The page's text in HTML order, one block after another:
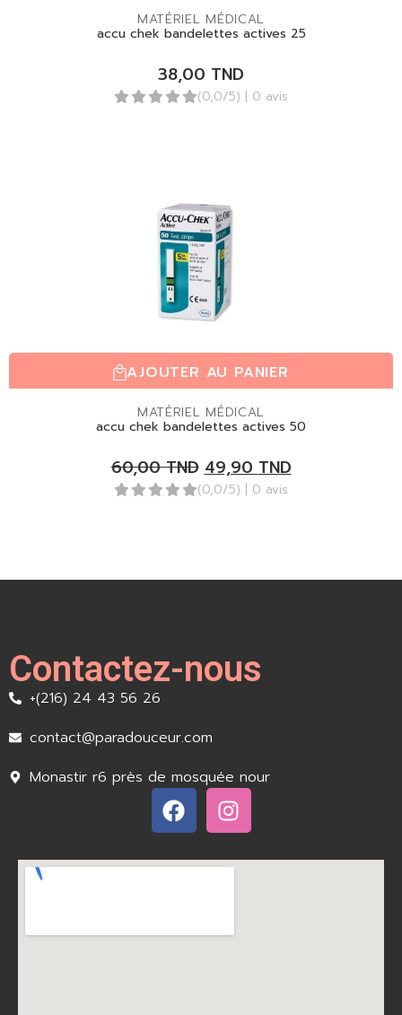
MATÉRIEL MÉDICAL
accu chek bandelettes actives 25
38,00 TND
(0,0/5) | 0 avis
AJOUTER AU PANIER
MATÉRIEL MÉDICAL
accu chek bandelettes actives 50
60,00TND 49,90TND
(0,0/5) | 0 avis
Contactez-nous
+(216) 24 43 56 26
contact@paradouceur.com
Monastir r6 près de mosquée nour